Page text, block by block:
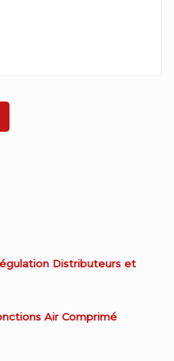
Distributeurs et
Air Comprimé